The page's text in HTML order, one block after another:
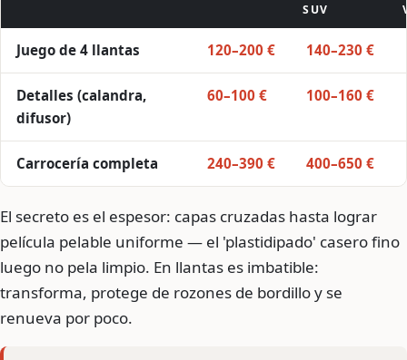
SUV
Juego de 4 llantas 120–200 € 140–230 €
Detalles (calandra,
difusor)
60–100 € 100–160 €
Carrocería completa 240–390 € 400–650 €
El secreto es el espesor: capas cruzadas hasta lograr
película pelable uniforme — el 'plastidipado' casero fino
luego no pela limpio. En llantas es imbatible:
transforma, protege de rozones de bordillo y se
renueva por poco.